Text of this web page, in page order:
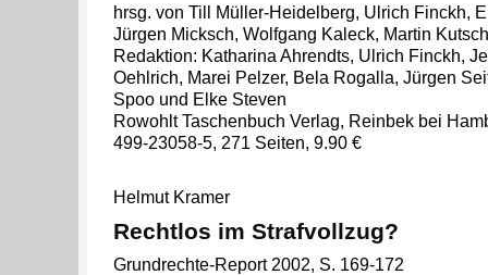
hrsg. von Till Müller-Heidelberg, Ulrich Finckh,
Jürgen Micksch, Wolfgang Kaleck, Martin
Redaktion: Katharina Ahrendts, Ulrich Finckh,
Oehlrich, Marei Pelzer, Bela Rogalla, Jürgen
Spoo und Elke Steven
Rowohlt Taschenbuch Verlag, Reinbek bei
499-23058-5, 271 Seiten, 9.90 €
Helmut Kramer
Rechtlos im Strafvollzug?
Grundrechte-Report 2002, S. 169-172